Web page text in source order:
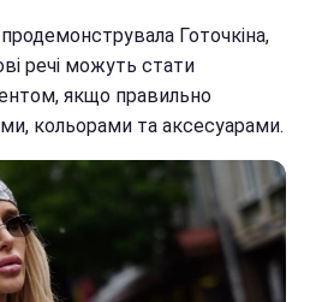
Готочкіна,
речі можуть стати
якщо правильно
кольорами та аксесуарами.